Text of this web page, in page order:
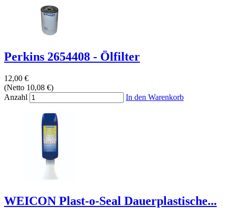
Perkins 2654408 - Ölfilter
12,00 €
(Netto 10,08 €)
Anzahl
In den Warenkorb
WEICON Plast-o-Seal Dauerplastische...